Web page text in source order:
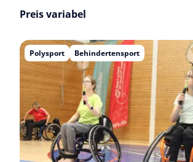
Preis variabel
Polysport Behindertensport